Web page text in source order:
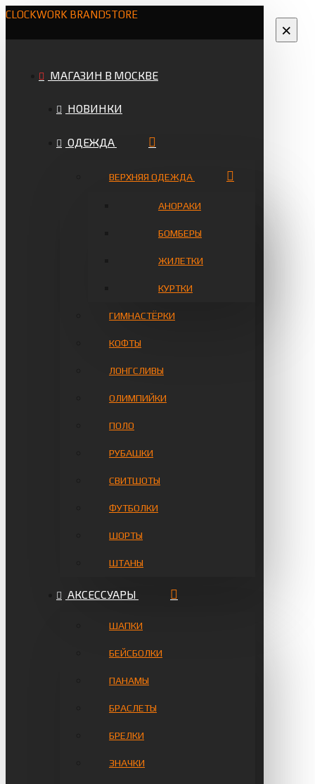
CLOCKWORK BRANDSTORE
МАГАЗИН В МОСКВЕ
НОВИНКИ
ОДЕЖДА
ВЕРХНЯЯ ОДЕЖДА
АНОРАКИ
БОМБЕРЫ
ЖИЛЕТКИ
КУРТКИ
ГИМНАСТЁРКИ
КОФТЫ
ЛОНГСЛИВЫ
ОЛИМПИЙКИ
ПОЛО
РУБАШКИ
СВИТШОТЫ
ФУТБОЛКИ
ШОРТЫ
ШТАНЫ
АКСЕССУАРЫ
ШАПКИ
БЕЙСБОЛКИ
ПАНАМЫ
БРАСЛЕТЫ
БРЕЛКИ
ЗНАЧКИ
×